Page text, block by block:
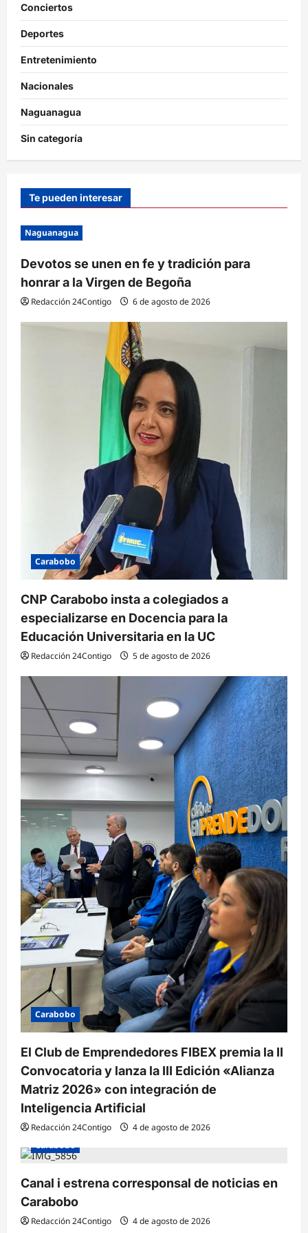
Conciertos
Deportes
Entretenimiento
Nacionales
Naguanagua
Sin categoría
Te pueden interesar
Naguanagua
Devotos se unen en fe y tradición para
honrar a la Virgen de Begoña
Redacción 24Contigo 6 de agosto de 2026
Carabobo
CNP Carabobo insta a colegiados a
especializarse en Docencia para la
Educación Universitaria en la UC
Redacción 24Contigo 5 de agosto de 2026
Carabobo
El Club de Emprendedores FIBEX premia la II
Convocatoria y lanza la III Edición «Alianza
Matriz 2026» con integración de
Inteligencia Artificial
Redacción 24Contigo
4 de agosto de 2026
Carabobo
Canal i estrena corresponsal de noticias en
Carabobo
Redacción 24Contigo 4 de agosto de 2026